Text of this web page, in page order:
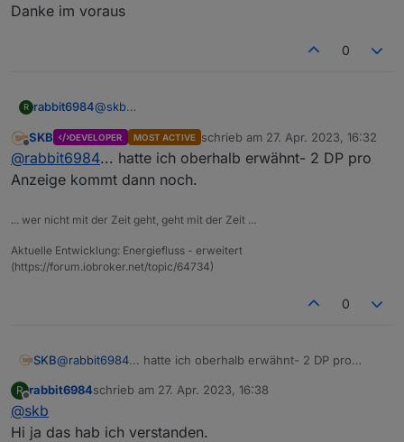
Danke im voraus
0
R rabbit6984@skb
Habe ein sma homemanager 2 der hat einen Wert
für Bezug und einen für Einspeisung keine
saldierung. Zumindest zeigt es im adapter keine an.
Und wie kommt leben in den Verbrauch? Habe da
nix gefunden. Beim alten Adapter war ja einfach
irgendwo zu setzen in Verbrauch einberechnen.
Hier finde ich das jetzt nicht.
Offline
SKB DEVELOPER MOST ACTIVE schrieb am 27. Apr. 2023, 16:32
zuletzt editiert von
@rabbit6984... hatte ich oberhalb erwähnt- 2 DP pro
Anzeige kommt dann noch.
... wer nicht mit der Zeit geht, geht mit der Zeit ...
Aktuelle Entwicklung: Energiefluss - erweitert
(https://forum.iobroker.net/topic/64734)
0
SKB@rabbit6984... hatte ich oberhalb erwähnt- 2 DP pro
R
Offline
rabbit6984schrieb am 27. Apr. 2023, 16:38
zuletzt editiert von
@skb
Hi ja das hab ich verstanden.